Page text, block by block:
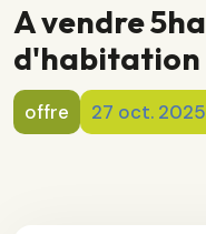
A vendre
d'habitation
offre 27 oct. 2025